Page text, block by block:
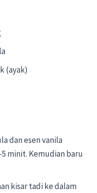
(ayak)
dan esen vanila
minit. Kemudian baru
kisar tadi ke dalam